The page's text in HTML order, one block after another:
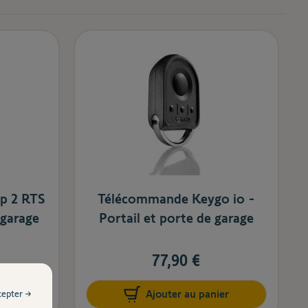
2 RTS
Télécommande Keygo io -
Portail et porte de garage
77,90 €
Ajouter au panier
→